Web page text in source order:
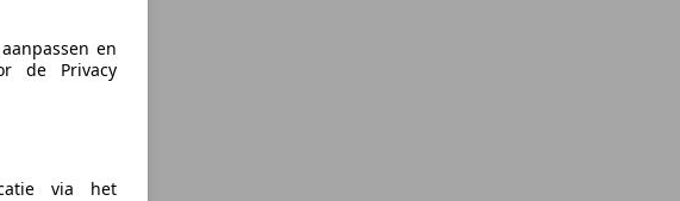
en
de Privacy
via het